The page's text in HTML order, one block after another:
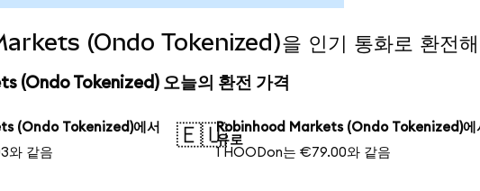
(Ondo Tokenized)을 인기 통화로 환전해
(Ondo Tokenized) 오늘의 환전 가격
(Ondo Tokenized)에서
와 같음
🇪🇺Robinhood Markets (Ondo Tokenized)에
유로
1 HOODon는 €79.00와 같음